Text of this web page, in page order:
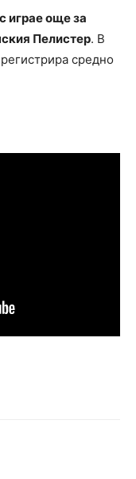
играе още за
Пелистер. В
средно